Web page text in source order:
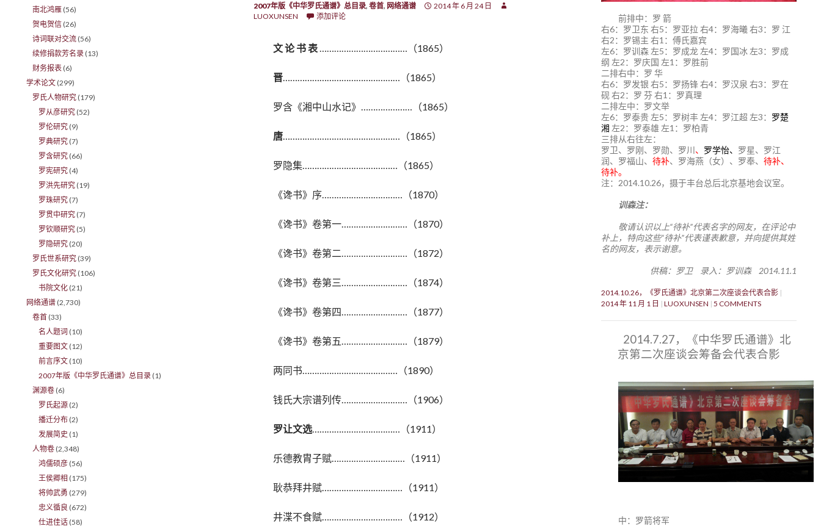
2007年版《中华罗氏通谱》总目录, 卷首, 网络通谱
2014 年 6 月 24 日
LUOXUNSEN
添加评论
文 论 书 表………………………………（1865）
晋…………………………………………（1865）
罗含《湘中山水记》…………………（1865）
唐…………………………………………（1865）
罗隐集…………………………………（1865）
《谗书》序……………………………（1870）
《谗书》卷第一………………………（1870）
《谗书》卷第二………………………（1872）
《谗书》卷第三………………………（1874）
《谗书》卷第四………………………（1877）
《谗书》卷第五………………………（1879）
两同书…………………………………（1890）
钱氏大宗谱列传………………………（1906）
罗让文选………………………………（1911）
乐德教胄子赋…………………………（1911）
耿恭拜井赋……………………………（1911）
井渫不食赋……………………………（1912）
前排中：罗 箭
右6：罗卫东 右5：罗亚拉 右4：罗海曦 右3：罗 江
右2：罗锡主 右1：傅氏嘉宾
左6：罗训森 左5：罗成龙 左4：罗国冰 左3：罗成
纲 左2：罗庆国 左1：罗胜前
二排右中：罗 华
右6：罗发银 右5：罗扬锋 右4：罗汉泉 右3：罗在
砚 右2：罗 芬 右1：罗真理
二排左中：罗文举
左6：罗泰贵 左5：罗树丰 左4：罗江超 左3： 罗楚
湘 左2：罗泰雄 左1：罗柏青
三排从右往左：
罗卫、罗刚、罗勋、罗川、 罗学怡、 罗星、罗江
润、罗福山、 待补、罗海燕（女）、罗奉、 待补、
待补。
注：2014.10.26，摄于丰台总后北京基地会议室。
训森注：
敬请认识以上“待补”代表名字的网友，在评论中
补上，特向这些“待补”代表谨表歉意，并向提供其姓
名的网友，表示谢意。
供稿：罗卫 录入：罗训森 2014.11.1
2014.10.26，《罗氏通谱》北京第二次座谈会代表合影
2014 年 11 月 1 日
LUOXUNSEN 5 COMMENTS
2014.7.27，《中华罗氏通谱》北
京第二次座谈会筹备会代表合影
中：罗箭将军
南北鸿雁 (56)
贺电贺信 (26)
诗词联对交流 (56)
续修捐款芳名录 (13)
财务报表 (6)
学术论文 (299)
罗氏人物研究 (179)
罗从彦研究 (52)
罗伦研究 (9)
罗典研究 (7)
罗含研究 (66)
罗宪研究 (4)
罗洪先研究 (19)
罗珠研究 (7)
罗贯中研究 (7)
罗钦顺研究 (5)
罗隐研究 (20)
罗氏世系研究 (39)
罗氏文化研究 (106)
书院文化 (21)
网络通谱 (2,730)
卷首 (33)
名人题词 (10)
重要图文 (12)
前言序文 (10)
2007年版《中华罗氏通谱》总目录 (1)
渊源卷 (6)
罗氏起源 (2)
播迁分布 (2)
发展简史 (1)
人物卷 (2,348)
鸿儒硕彦 (56)
王侯卿相 (175)
将帅武勇 (279)
忠义循良 (672)
仕进佳话 (58)